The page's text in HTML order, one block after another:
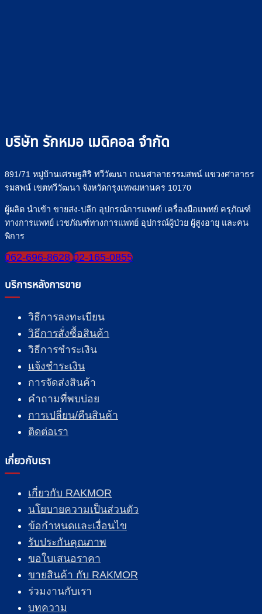
บริษัท รักหมอ เมดิคอล จำกัด
891/71 หมู่บ้านเศรษฐสิริ ทวีวัฒนา ถนนศาลาธรรมสพน์ แขวงศาลาธร
รมสพน์ เขตทวีวัฒนา จังหวัดกรุงเทพมหานคร 10170
ผู้ผลิต นำเข้า ขายส่ง-ปลีก อุปกรณ์การแพทย์ เครื่องมือแพทย์ ครุภัณฑ์
ทางการแพทย์ เวชภัณฑ์ทางการแพทย์ อุปกรณ์ผู้ป่วย ผู้สูงอายุ และคน
พิการ
062-696-8628 02-165-0855
บริการหลังการขาย
วิธีการลงทะเบียน
วิธีการสั่งซื้อสินค้า
วิธีการชำระเงิน
แจ้งชำระเงิน
การจัดส่งสินค้า
คำถามที่พบบ่อย
การเปลี่ยน/คืนสินค้า
ติดต่อเรา
เกี่ยวกับเรา
เกี่ยวกับ RAKMOR
นโยบายความเป็นส่วนตัว
ข้อกำหนดและเงื่อนไข
รับประกันคุณภาพ
ขอใบเสนอราคา
ขายสินค้า กับ RAKMOR
ร่วมงานกับเรา
บทความ